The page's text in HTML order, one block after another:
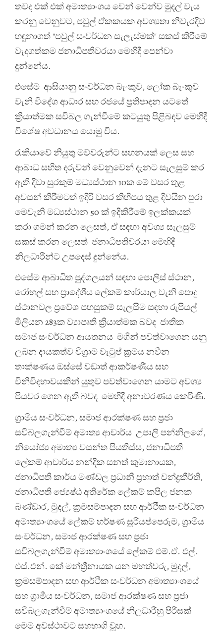
තවද එක් එක් අමාත්‍යාංශය වෙන් වෙන්ව මුදල් වැය
කරනු වෙනුවට, පවුල් ඒකකයක අවශ්‍යතා නිවැරදිව
හඳුනාගත් "පවුල් සංවර්ධන සැලැස්මක්" සකස් කිරීමේ
වැදගත්කම ජනාධිපතිවරයා මෙහිදී පෙන්වා
දුන්නේය.
එසේම ආසියානු සංවර්ධන බැංකුව, ලෝක බැංකුව
වැනි විදේශ ආධාර සහ රජයේ ප්‍රතිපාදන යටතේ
ක්‍රියාත්මක සවිබල ගැන්වීමේ කටයුතු පිළිබඳව මෙහිදී
විශේෂ අවධානය යොමු විය.
රැකියාවේ නියුතු මව්වරුන්ට සහනයක් ලෙස සහ
ආබාධ සහිත දරුවන් වෙනුවෙන් දැනට සැලසුම් කර
ඇති දිවා සුරකුම් මධ්‍යස්ථාන 10ක මේ වසර තුළ
අවසන් කිරීමටත් ඉදිරි වසර කිහිපය තුළ දිවයින පුරා
මෙවැනි මධ්‍යස්ථාන 50 ක් ඉදිකිරීමේ ඉලක්කයක්
කරා ගමන් කරන ලෙසත්, ඒ සඳහා අවශ්‍ය සැලසුම්
සකස් කරන ලෙසත් ජනාධිපතිවරයා මෙහිදී
නිලධාරීන්ට උපදෙස් දුන්නේය.
එසේම ආබාධිත පුද්ගලයන් සඳහා පොලිස් ස්ථාන,
රෝහල් සහ ප්‍රාදේශීය ලේකම් කාර්යාල වැනි පොදු
ස්ථානවල ප්‍රවේශ පහසුකම් සැලසීම සඳහා රුපියල්
මිලියන 283ක ව්‍යාපෘති ක්‍රියාත්මක බවද ජාතික
සමාජ සංවර්ධන ආයතනය මගින් පවත්වාගෙන යනු
ලබන දායකත්ව විශ්‍රාම වැටුප් ක්‍රමය නවීන
තාක්ෂණය ඔස්සේ වඩාත් ආකර්ෂණීය සහ
විනිවිදභාවයකින් යුතුව පවත්වාගෙන යාමට අවශ්‍ය
පියවර ගෙන ඇති බවද මෙහිදී අනාවරණය කෙරිණි.
ග්‍රාමීය සංවර්ධන, සමාජ ආරක්ෂණ සහ ප්‍රජා
සවිබලගැන්වීම් අමාත්‍ය ආචාර්ය උපාලි පන්නිලගේ,
නියෝජ්‍ය අමාත්‍ය වසන්ත පියතිස්ස, ජනාධිපති
ලේකම් ආචාර්ය නන්දික සනත් කුමානායක,
ජනාධිපති කාර්ය මණ්ඩල ප්‍රධානී ප්‍රභාත් චන්ද්‍රකීර්ති,
ජනාධිපති ජ්‍යෙෂ්ඨ අතිරේක ලේකම් කපිල ජනක
බණ්ඩාර, මුදල්, ක්‍රමසම්පාදන සහ ආර්ථික සංවර්ධන
අමාත්‍යාංශයේ ලේකම් හර්ෂණ සූරියප්පෙරුම, ග්‍රාමීය
සංවර්ධන, සමාජ ආරක්ෂණ සහ ප්‍රජා
සවිබලගැන්වීම් අමාත්‍යාංශයේ ලේකම් එම්.ඒ. එල්.
එස්.එන්. කේ මන්ත්‍රීනායක යන මහත්වරු, මුදල්,
ක්‍රමසම්පාදන සහ ආර්ථික සංවර්ධන අමාත්‍යාංශයේ
සහ ග්‍රාමීය සංවර්ධන, සමාජ ආරක්ෂණ සහ ප්‍රජා
සවිබලගැන්වීම් අමාත්‍යාංශයේ නිලධාරීහු පිරිසක්
මෙම අවස්ථාවට සහභාගි වූහ.